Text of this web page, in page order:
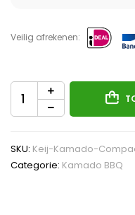
Veilig afrekenen:
SKU: Keij-Kamado-
Categorie: Kamado BBQ